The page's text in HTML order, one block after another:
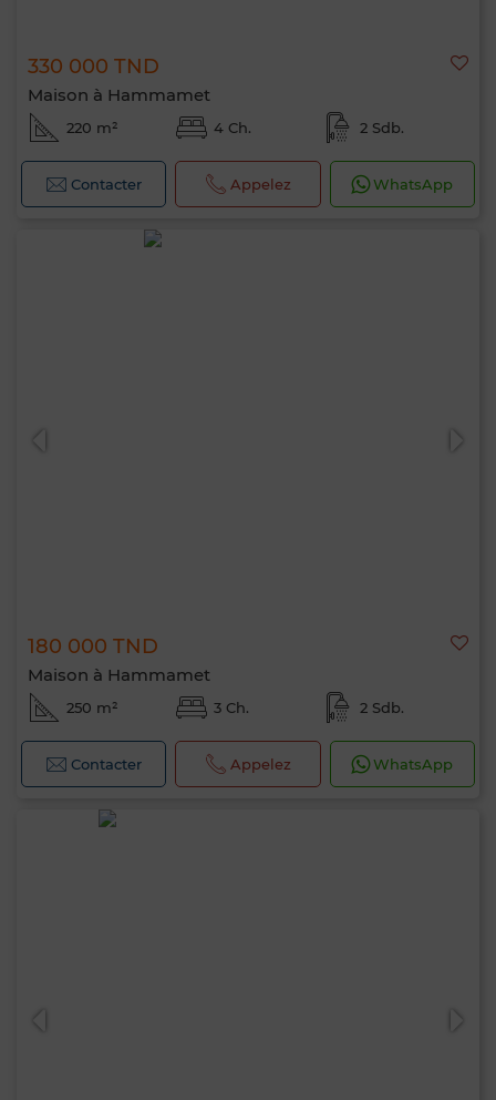
330 000 TND
Maison à Hammamet
220 m² 4 Ch. 2 Sdb.
Contacter Appelez WhatsApp
180 000 TND
Maison à Hammamet
250 m² 3 Ch. 2 Sdb.
Contacter Appelez WhatsApp